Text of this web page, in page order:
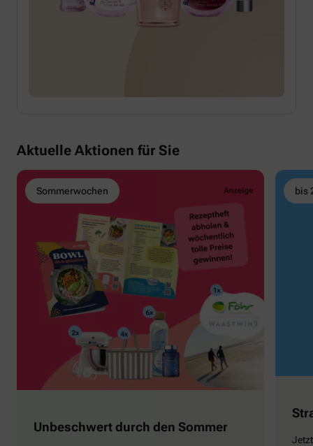
Aktuelle Aktionen für Sie
Sommerwochen
Unbeschwert durch den Sommer
bis